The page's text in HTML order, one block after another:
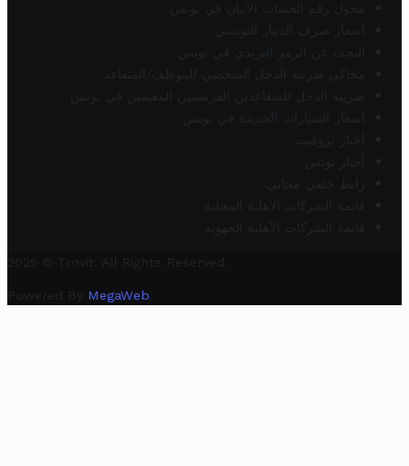
محول رقم الحساب الآيبان في تونس
أسعار صرف الدينار التونسي
البحث عن الرمز البريدي في تونس
محاكي ضريبة الدخل الشخصي للموظف/المتقاعد
ضريبة الدخل للمتقاعدين الفرنسيين المقيمين في تونس
أسعار السيارات الجديدة في تونس
أخبار تروفيت
أخبار تونس
رابط خلفي مجاني
قائمة الشركات الأهلية المحلية
قائمة الشركات الأهلية الجهوية
2025 © Trovit. All Rights Reserved.
Powered By MegaWeb